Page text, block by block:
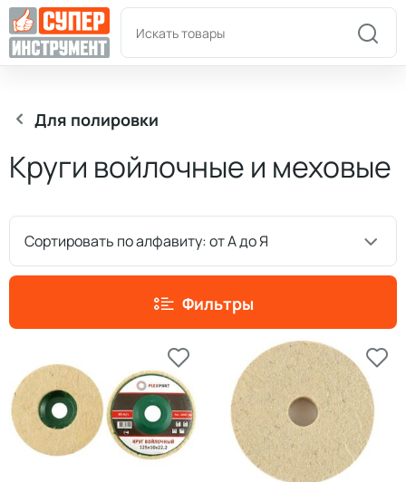
Пн-Пт: 9:00-18:00 +7(978)180-58-58
Для полировки
Круги войлочные и меховые
Сортировать по алфавиту: от А до Я
Фильтры